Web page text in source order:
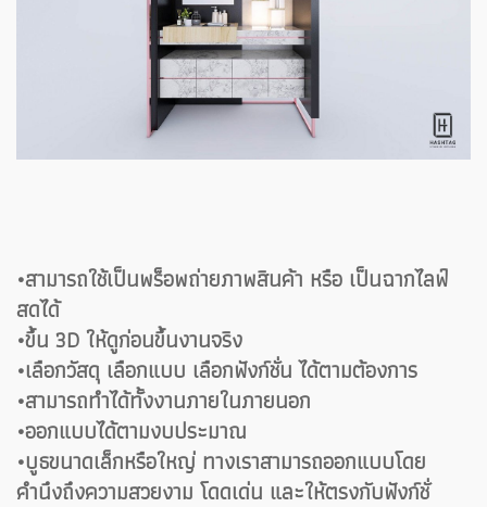
•สามารถใช้เป็นพร็อพถ่ายภาพสินค้า หรือ เป็นฉากไลฟ์
สดได้
•ขึ้น 3D ให้ดูก่อนขึ้นงานจริง
•เลือกวัสดุ เลือกแบบ เลือกฟังก์ชั่น ได้ตามต้องการ
•สามารถทำได้ทั้งงานภายในภายนอก
•ออกแบบได้ตามงบประมาณ
•บูธขนาดเล็กหรือใหญ่ ทางเราสามารถออกแบบโดย
คำนึงถึงความสวยงาม โดดเด่น และให้ตรงกับฟังก์ชั่